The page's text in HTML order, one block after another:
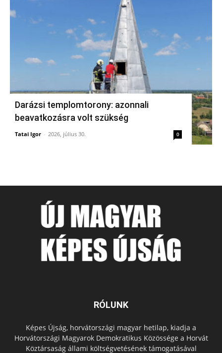
Darázsi templomtorony: azonnali
beavatkozásra volt szükség
Tatai Igor - 2026, július 30. 0
RÓLUNK
Képes Újság, horvátországi magyar hetilap, kiadja a
Horvátországi Magyarok Demokratikus Közössége a Horvát
Köztársaság állami költségvetésének támogatásával